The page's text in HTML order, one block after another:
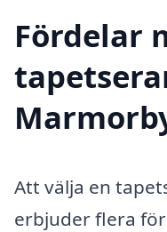
Fördelar
Att välja en
erbjuder flera